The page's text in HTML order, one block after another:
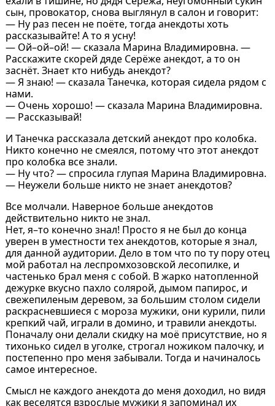
сын, провокатор, снова выглянул в салон и говорит:
— Ну раз песен не поёте, тогда анекдоты хоть
рассказывайте! А то я усну!
— Ой–ой–ой! — сказала Марина Владимировна. —
Расскажите скорей дяде Серёже анекдот, а то он
заснёт. Знает кто нибудь анекдот?
— Я знаю! — сказала Танечка, которая сидела рядом с
нами.
— Очень хорошо! — сказала Марина Владимировна.
— Рассказывай!
И Танечка рассказала детский анекдот про колобка.
Никто конечно не смеялся, потому что этот анекдот
про колобка все знали.
— Ну что? — спросила глупая Марина Владимировна.
— Неужели больше никто не знает анекдотов?
Все молчали. Наверное больше анекдотов
действительно никто не знал.
Нет, я–то конечно знал! Просто я не был до конца
уверен в уместности тех анекдотов, которые я знал,
для данной аудитории. Дело в том что по ту пору отец
мой работал на леспромхозовской лесопилке, и
частенько брал меня с собой. В жарко натопленной
дежурке вкусно пахло солярой, дымом папирос, и
свежепиленым деревом, за большим столом сидели
раскрасневшиеся с мороза мужики, они курили, пили
крепкий чай, играли в домино, и травили анекдоты.
Поначалу они делали скидку на моё присутствие, но я
тихонько сидел в уголке, строгал ножиком палочку, и
постепенно про меня забывали. Тогда и начиналось
самое интересное.
Смысл не каждого анекдота до меня доходил, но видя
как веселятся взрослые мужики я запоминал их